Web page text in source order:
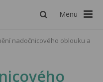
Menu
nadočnicového oblouku a